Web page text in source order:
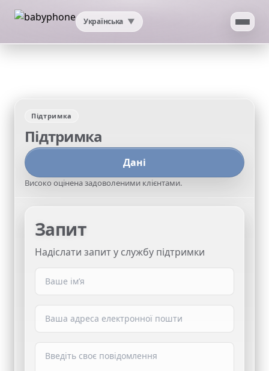
Українська ▼
Тест швидкості
Підтримка
Підтримка
Підтримка
Дані
Високо оцінена задоволеними клієнтами.
Запит
Надіслати запит у службу підтримки